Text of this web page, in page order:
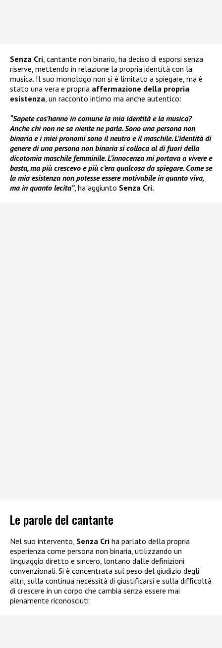
Senza Cri, cantante non binario, ha deciso di esporsi senza
riserve, mettendo in relazione la propria identità con la
musica. Il suo monologo non si è limitato a spiegare, ma è
stato una vera e propria affermazione della propria
esistenza, un racconto intimo ma anche autentico:
“Sapete cos’hanno in comune la mia identità e la musica?
Anche chi non ne sa niente ne parla. Sono una persona non
binaria e i miei pronomi sono il neutro e il maschile. L’identità di
genere di una persona non binaria si colloca al di fuori della
dicotomia maschile femminile. L’innocenza mi portava a vivere e
basta, ma più crescevo e più c’era qualcosa da spiegare. Come se
la mia esistenza non potesse essere motivabile in quanto viva,
ma in quanto lecita”, ha aggiunto Senza Cri.
Le parole del cantante
Nel suo intervento, Senza Cri ha parlato della propria
esperienza come persona non binaria, utilizzando un
linguaggio diretto e sincero, lontano dalle definizioni
convenzionali. Si è concentrata sul peso del giudizio degli
altri, sulla continua necessità di giustificarsi e sulla difficoltà
di crescere in un corpo che cambia senza essere mai
pienamente riconosciuti: